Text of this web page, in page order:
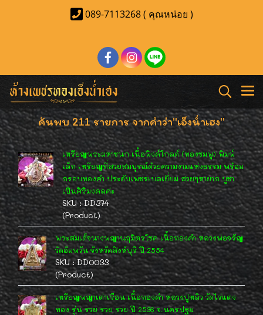
089-7113268 ( คุณหน่อย )
ค้นพบ 211 รายการ จากคำว่า"เอ็งน่ำเฮง"
เหรียญพระมหาชนก เนื้อพิงค์โกลด์ (ทองชมพู) พิมพ์
เล็ก เหรียญที่สวยสมบูรณ์ด้วยความงามแห่งธรรม พร้อม
กรอบทองคำ ประดับเพชรเบลเยี่ยม สวยๆหายาก บูชา
เป็นศิริมงคลค่ะ
SKU : DD374
(Product)
พระสมเด็จนางพญานฤมิตรโชค เนื้อทองคำ หลวงพ่อจรัญ
วัดอัมพวัน จังหวัดสิงห์บุรี ปี 2554
SKU : DD0033
(Product)
เหรียญพญาเต่าเรือน เนื้อทองคำ หลวงปู่หลิว วัดไร่แตง
ทอง รุ่น รวย รวย รวย ปี 2536 จ.นครปฐม